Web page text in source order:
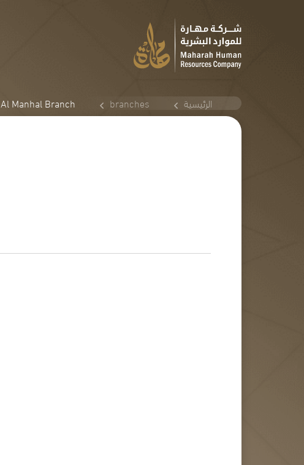
الرئيسية branches
Al Manhal Branch